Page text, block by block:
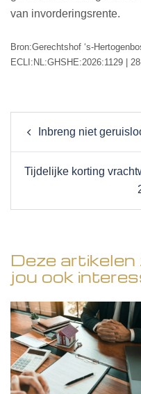
van invorderingsrente.
Bron:Gerechtshof ‘s-
ECLI:NL:GHSHE:2026:1129 |
Post
navigation
Inbreng niet
Tijdelijke korting
Deze
jou ook